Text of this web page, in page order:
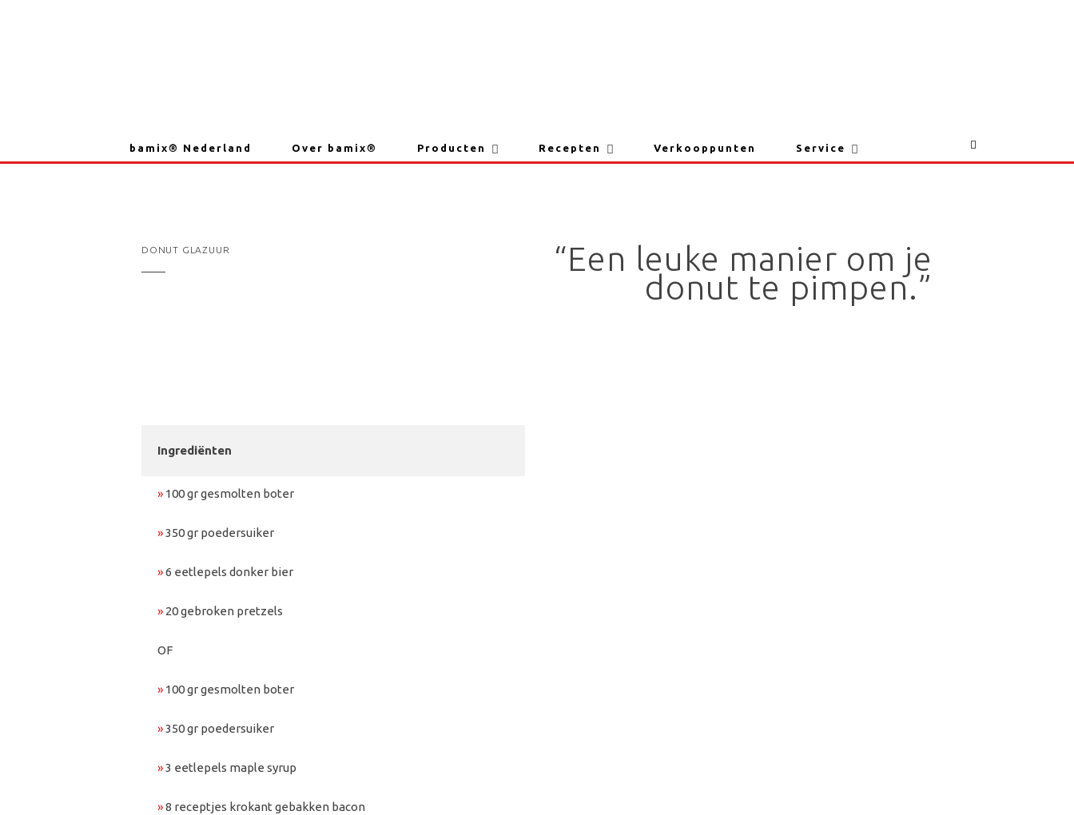
bamix® Nederland Over bamix® Producten Recepten Verkooppunten Service
DONUT GLAZUUR “Een leuke manier om je
donut te pimpen.”
Ingrediënten
» 100 gr gesmolten boter
»350 gr poedersuiker
»6 eetlepels donker bier
» 20 gebroken pretzels
OF
» 100 gr gesmolten boter
»350 gr poedersuiker
»3 eetlepels maple syrup
»8 receptjes krokant gebakken bacon